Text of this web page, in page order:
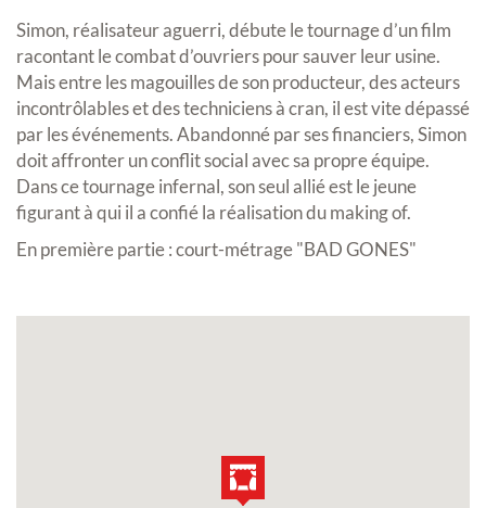
Simon, réalisateur aguerri, débute le tournage d’un film
racontant le combat d’ouvriers pour sauver leur usine.
Mais entre les magouilles de son producteur, des acteurs
incontrôlables et des techniciens à cran, il est vite dépassé
par les événements. Abandonné par ses financiers, Simon
doit affronter un conflit social avec sa propre équipe.
Dans ce tournage infernal, son seul allié est le jeune
figurant à qui il a confié la réalisation du making of.
En première partie : court-métrage "BAD GONES"